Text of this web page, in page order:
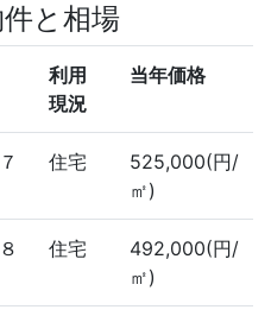
と相場
利用
現況
当年価格
住宅
525,000(円/
㎡)
住宅
492,000(円/
㎡)